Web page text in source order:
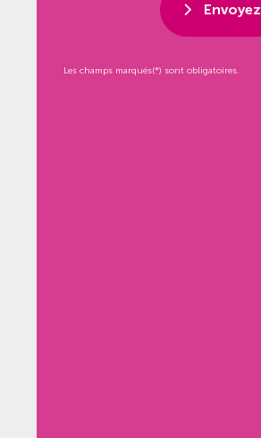
Envoyez
Les champs marqués(*) sont obligatoires.